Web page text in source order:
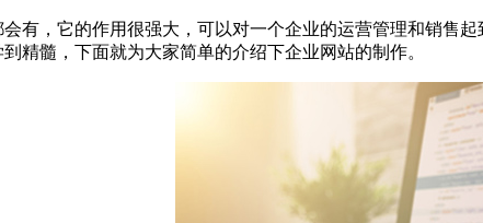
有，它的作用很强大，可以对一个企业的运营管理和销售
精髓，下面就为大家简单的介绍下企业网站的制作。